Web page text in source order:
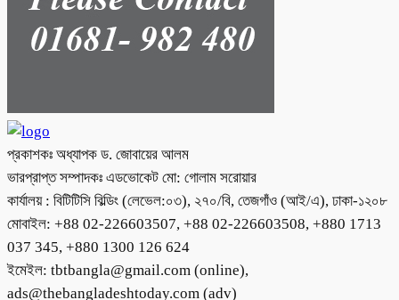
প্রকাশকঃ অধ্যাপক ড. জোবায়ের আলম
ভারপ্রাপ্ত সম্পাদকঃ এডভোকেট মো: গোলাম সরোয়ার
কার্যালয় : বিটিটিসি বিল্ডিং (লেভেল:০৩), ২৭০/বি, তেজগাঁও (আই/এ), ঢাকা-১২০৮
মোবাইল: +88 02-226603507, +88 02-226603508, +880 1713
037 345, +880 1300 126 624
ইমেইল: tbtbangla@gmail.com (online),
ads@thebangladeshtoday.com (adv)